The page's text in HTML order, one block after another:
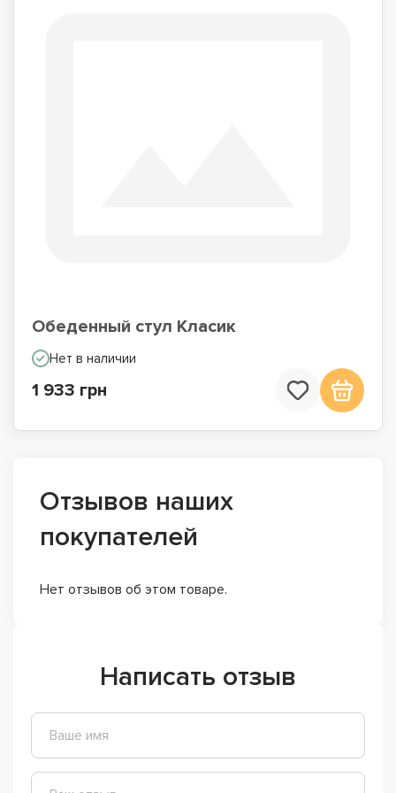
Обеденный стул Класик
Нет в наличии
1 933 грн
Отзывов наших
покупателей
Нет отзывов об этом товаре.
Написать отзыв